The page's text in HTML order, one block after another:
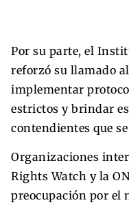
Por su parte, el
reforzó su llamado
implementar
estrictos y brindar
contendientes que
Organizaciones
Rights Watch y la
preocupación por el